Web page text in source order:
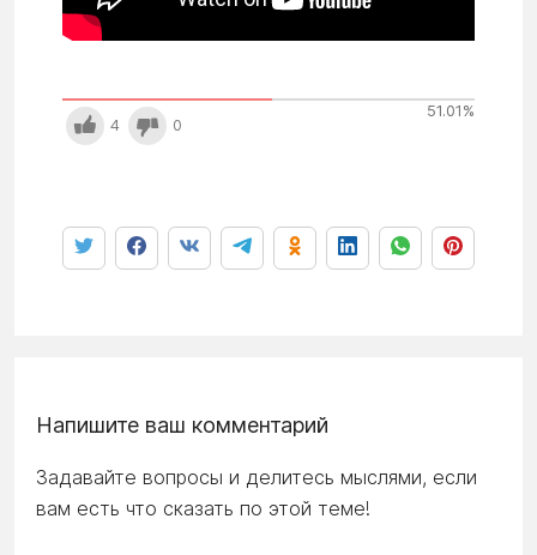
51.01 %
4 0
Напишите ваш комментарий
Задавайте вопросы и делитесь мыслями, если
вам есть что сказать по этой теме!